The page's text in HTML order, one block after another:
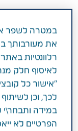
תחום טיפול
מחלת הסרטן
פעילות
במטרה לשפר
את מעורבותך
רלוונטיות
לאיסוף חלק
"אישור כל
לכך, וכן
במידה ותבחר\י
הפרטיים לא